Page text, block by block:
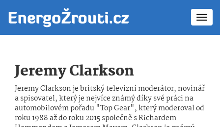
Jeremy Clarkson
Jeremy Clarkson je britský televizní moderátor, novinář
a spisovatel, který je nejvíce známý díky své práci na
automobilovém pořadu "Top Gear", který moderoval od
roku 1988 až do roku 2015 společně s Richardem